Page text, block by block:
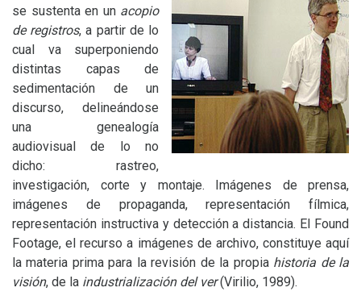
se sustenta en unacopio
de registros, a partir de lo
cual va superponiendo
distintas capas de
sedimentación de un
discurso, delineándose
una genealogía
audiovisual de lo no
dicho: rastreo,
investigación, corte y montaje. Imágenes de prensa,
imágenes de propaganda, representación fílmica,
representación instructiva y detección a distancia. El Found
Footage, el recurso a imágenes de archivo, constituye aquí
la materia prima para la revisión de la propia historia de la
visión, de la industrialización del ver(Virilio, 1989).